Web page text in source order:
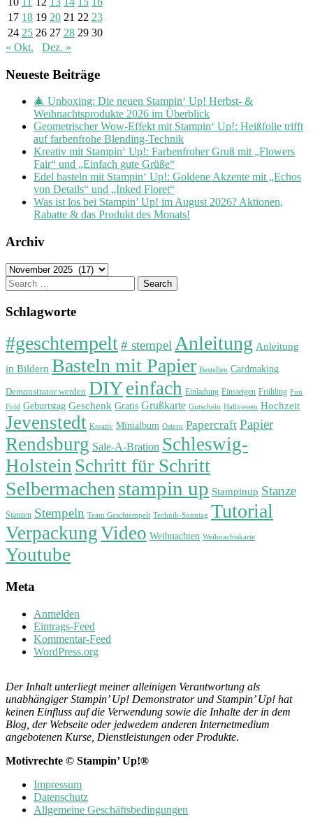
17 18 19 20 21 22 23
24 25 26 27 28 29 30
« Okt.
Dez. »
Neueste Beiträge
🎄 Unboxing: Die neuen Stampin‘ Up! Herbst- &
Weihnachtsprodukte 2026 im Überblick
Geometrischer Wow-Effekt mit Stampin‘ Up!: Heißfolie trifft
auf farbenfrohe Blending-Technik
Kreativ mit Stampin‘ Up!: Farbenfroher Gruß mit „Flowers
Fair“ und „Einfach gute Grüße“
Edel basteln mit Stampin‘ Up!: Goldene Akzente mit „Echos
von Details“ und „Inked Floret“
Was ist los bei Stampin’ Up! im August 2026? Aktionen,
Rabatte & das Produkt des Monats!
Archiv
Archiv
Search
for:
Schlagworte
#geschtempelt# stempelAnleitung Anleitung
in Bildern Basteln mit Papier Bestellen Cardmaking
Demonstrator werden DIYeinfach Einladung Einsteigen Frühling Fun
Fold Geburtstag Geschenk Gratis Grußkarte Gutschein Halloween Hochzeit
Jevenstedt Kreativ Minialbum Ostern Papercraft Papier
Rendsburg Sale-A-Bration Schleswig-
Holstein Schritt für Schritt
Selbermachenstampin up Stampinup Stanze
Stanzen Stempeln Team Geschtempelt Technik-Sonntag Tutorial
VerpackungVideo Weihnachten Weihnachtskarte
Youtube
Meta
Anmelden
Eintrags-Feed
Kommentar-Feed
WordPress.org
Der Inhalt unterliegt meiner alleinigen Verantwortung als
unabhängiger Stampin’ Up! Demonstrator und Stampin’ Up! hat
keinen Einfluss auf die Verwendung sowie die Inhalte der in dem
Blog, der Webseite oder jedwedem anderen Internetmedium
angebotenen Kurse, Dienstleistungen oder Produkte.
Motivrechte © Stampin’ Up!®
Impressum
Datenschutz
Allgemeine Geschäftsbedingungen